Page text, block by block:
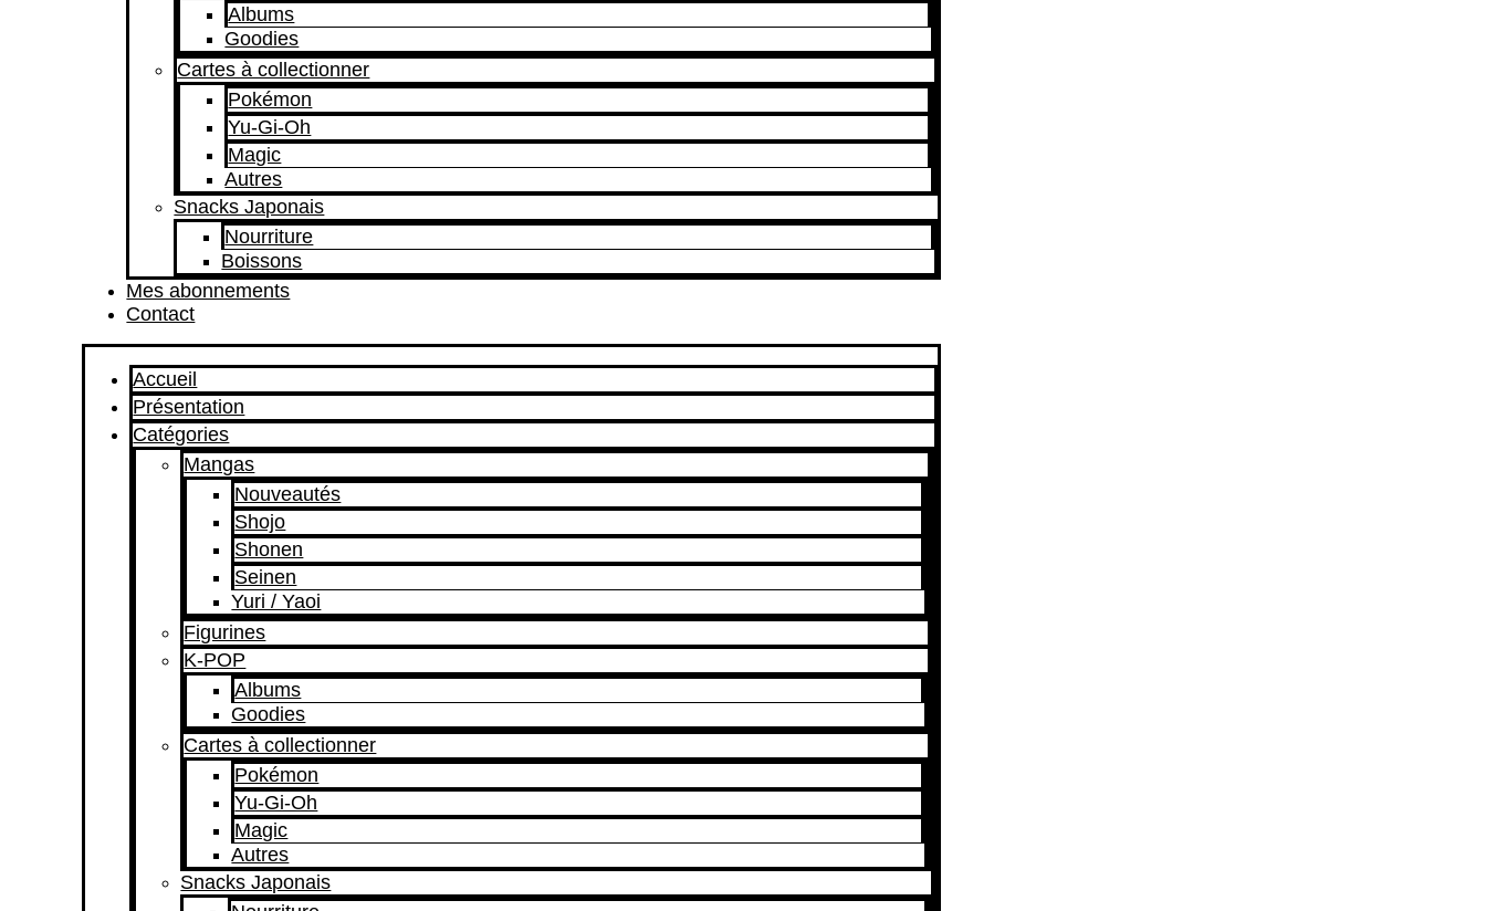
Albums
Goodies
Cartes à collectionner
Pokémon
Yu-Gi-Oh
Magic
Autres
Snacks Japonais
Nourriture
Boissons
Mes abonnements
Contact
Accueil
Présentation
Catégories
Mangas
Nouveautés
Shojo
Shonen
Seinen
Yuri / Yaoi
Figurines
K-POP
Albums
Goodies
Cartes à collectionner
Pokémon
Yu-Gi-Oh
Magic
Autres
Snacks Japonais